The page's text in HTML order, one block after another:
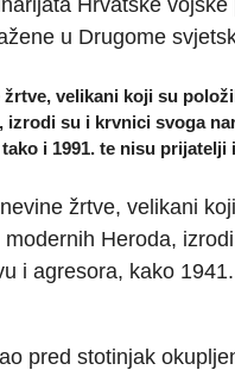
u Drugome
velikani koji su
su i krvnici svoga
i 1991. te nisu
žrtve, velikani
Heroda,
i agresora, kako
pred stotinjak